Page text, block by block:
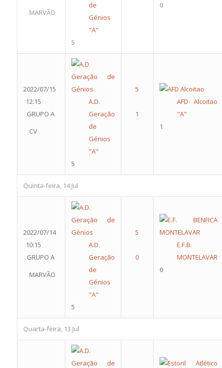
MARVÃO
de
Génios
"A"
5
0
2022/07/15
12:15
GRUPO A
CV
A.D.
Geração
de
Génios
"A"
5
AFD Alcoitao
"A"
1
Quinta-feira, 14 Jul
2022/07/14
10:15
GRUPO A
MARVÃO
A.D.
Geração
de
Génios
"A"
5
E.F.B.
MONTELAVAR
0
Quarta-feira, 13 Jul